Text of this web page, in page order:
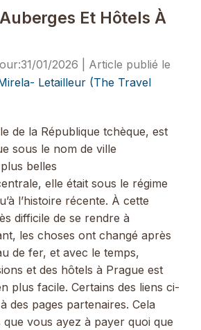
Et Hôtels À
31/01/2026
Letailleur (The Travel
de la République tchèque, est
sous le nom de ville
belles
elle était sous le régime
l’histoire récente. À cette
difficile de se rendre à
les choses ont changé après
de fer, et avec le temps,
et des hôtels à Prague est
plus facile. Certains des liens ci-
des pages partenaires. Cela
que vous ayez à payer quoi que